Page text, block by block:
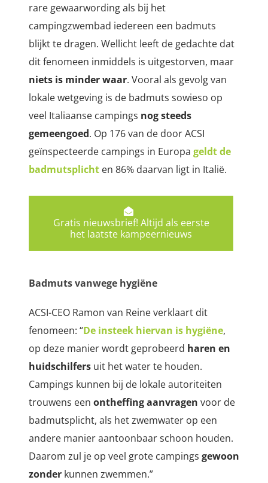
rare gewaarwording als bij het
campingzwembad iedereen een badmuts
blijkt te dragen. Wellicht leeft de gedachte dat
dit fenomeen inmiddels is uitgestorven, maar
niets is minder waar. Vooral als gevolg van
lokale wetgeving is de badmuts sowieso op
veel Italiaanse campings nog steeds
gemeengoed. Op 176 van de door ACSI
geïnspecteerde campings in Europa geldt de
badmutsplicht en 86% daarvan ligt in Italië.
Gratis nieuwsbrief! Altijd als eerste
het laatste kampeernieuws
Badmuts vanwege hygiëne
ACSI-CEO Ramon van Reine verklaart dit
fenomeen: “De insteek hiervan is hygiëne,
op deze manier wordt geprobeerd haren en
huidschilfers uit het water te houden.
Campings kunnen bij de lokale autoriteiten
trouwens een ontheffing aanvragen voor de
badmutsplicht, als het zwemwater op een
andere manier aantoonbaar schoon houden.
Daarom zul je op veel grote campings gewoon
zonder kunnen zwemmen.”